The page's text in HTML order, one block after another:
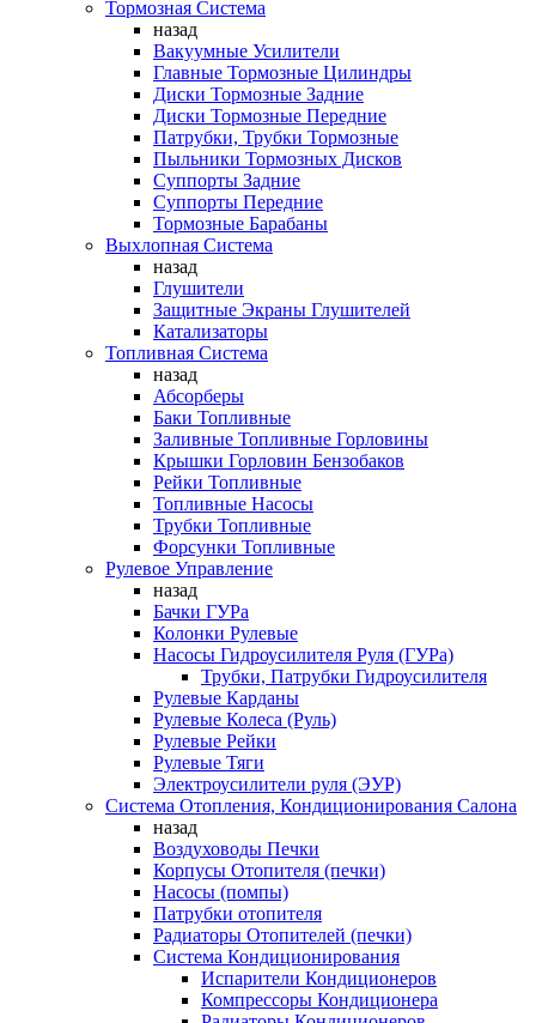
Тормозная Система
назад
Вакуумные Усилители
Главные Тормозные Цилиндры
Диски Тормозные Задние
Диски Тормозные Передние
Патрубки, Трубки Тормозные
Пыльники Тормозных Дисков
Суппорты Задние
Суппорты Передние
Тормозные Барабаны
Выхлопная Система
назад
Глушители
Защитные Экраны Глушителей
Катализаторы
Топливная Система
назад
Абсорберы
Баки Топливные
Заливные Топливные Горловины
Крышки Горловин Бензобаков
Рейки Топливные
Топливные Насосы
Трубки Топливные
Форсунки Топливные
Рулевое Управление
назад
Бачки ГУРа
Колонки Рулевые
Насосы Гидроусилителя Руля (ГУРа)
Трубки, Патрубки Гидроусилителя
Рулевые Карданы
Рулевые Колеса (Руль)
Рулевые Рейки
Рулевые Тяги
Электроусилители руля (ЭУР)
Система Отопления, Кондиционирования Салона
назад
Воздуховоды Печки
Корпусы Отопителя (печки)
Насосы (помпы)
Патрубки отопителя
Радиаторы Отопителей (печки)
Система Кондиционирования
Испарители Кондиционеров
Компрессоры Кондиционера